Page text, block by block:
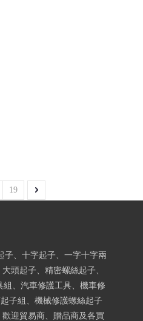
19
子、十字起子、一字十字兩
頭起子、精密螺絲起子、
組、汽車修護工具、機車修
子組、機械修護螺絲起子
迎貿易商、贈品商及各買